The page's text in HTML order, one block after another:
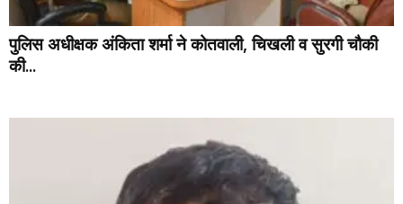
पुलिस अधीक्षक अंकिता शर्मा ने कोतवाली, चिखली व सुरगी चौकी
की...